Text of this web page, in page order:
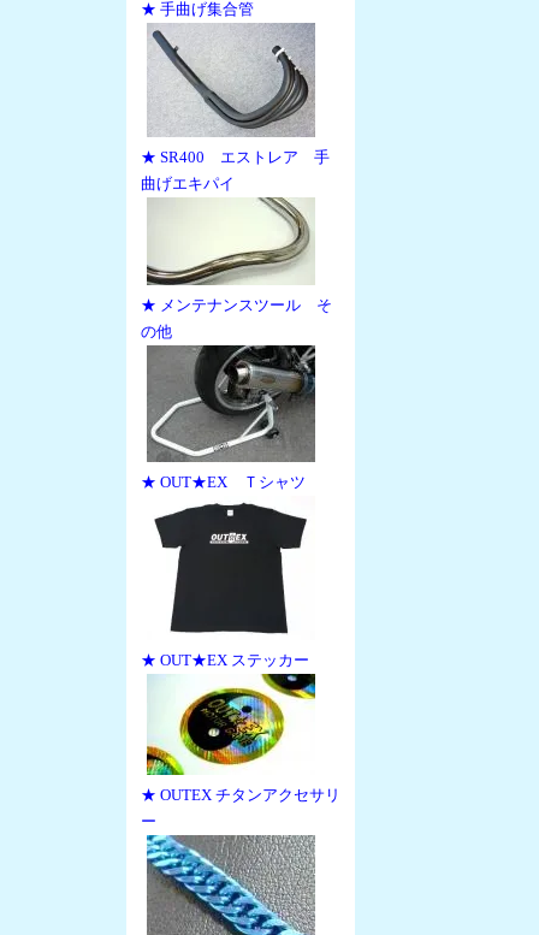
★ 手曲げ集合管
★ SR400 エストレア 手
曲げエキパイ
★ メンテナンスツール そ
の他
★ OUT★EX Ｔシャツ
★ OUT★EX ステッカー
★ OUTEX チタンアクセサリ
ー